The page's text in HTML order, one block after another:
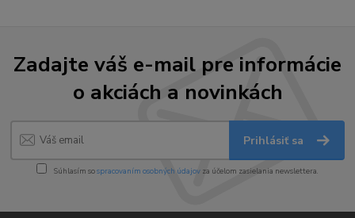
Zadajte váš e-mail pre informácie
o akciách a novinkách
Prihlásiť sa
Súhlasím sospracovaním osobných údajov za účelom zasielania newslettera.